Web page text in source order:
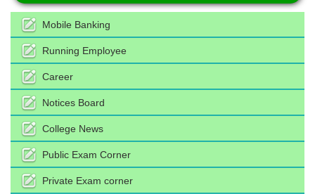
Mobile Banking
Running Employee
Career
Notices Board
College News
Public Exam Corner
Private Exam corner